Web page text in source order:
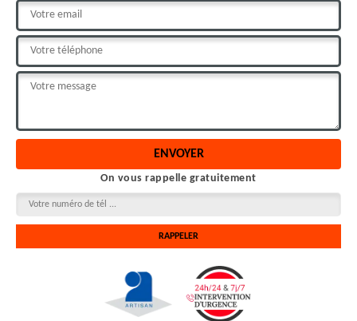
On vous rappelle gratuitement